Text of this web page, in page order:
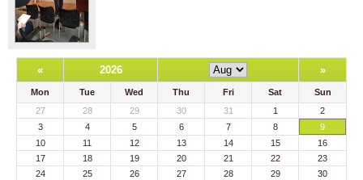
« 2026 »
Mon Tue Wed Thu Fri Sat
Sun
27
28 29 30 31 1
2
3
4 5 6 7 8
9
10
11 12 13 14 15
16
17
18 19 20 21 22
23
24
25 26 27 28 29 30